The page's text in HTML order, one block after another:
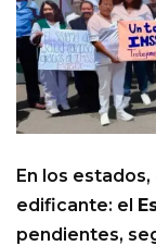
En los
edificante: el
pendientes,